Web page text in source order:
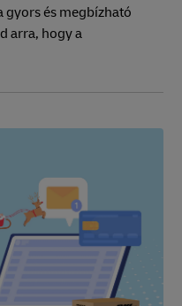
gyors és megbízható
arra, hogy a